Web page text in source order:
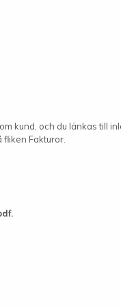
kund, och du länkas till
Fakturor.